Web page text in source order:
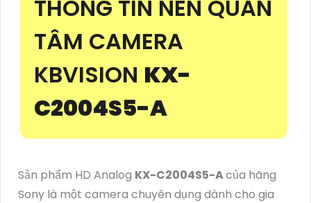
THÔNG TIN NÊN QUAN
TÂM CAMERA
KBVISION KX-
C2004S5-A
Sản phẩm HD Analog KX-C2004S5-Acủa hãng
Sony là một camera chuyên dụng dành cho gia